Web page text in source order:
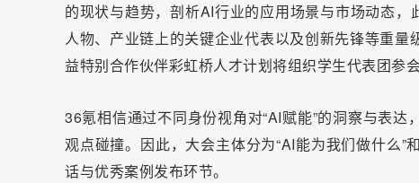
的现状与趋势，剖析AI行业的应用场景与市场动态
人物、产业链上的关键企业代表以及创新先锋等重
益特别合作伙伴彩虹桥人才计划将组织学生代表团参
36氪相信通过不同身份视角对“AI赋能”的洞察与表
观点碰撞。因此，大会主体分为“AI能为我们做什么
话与优秀案例发布环节。